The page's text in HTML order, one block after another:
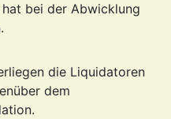
hat bei der Abwicklung
die Liquidatoren
dem